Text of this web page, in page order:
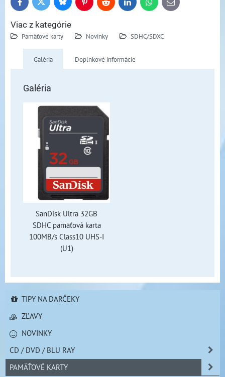
FacebookTwitter BlueskyPinterestReddit LinkedInWhatsApp
E-
mail
Viac z kategórie
Pamäťové karty Novinky SDHC/SDXC
Galéria Doplnkové informácie
Galéria
SanDisk Ultra 32GB
SDHC pamäťová karta
100MB/s Class10 UHS-I
(U1)
TIPY NA DARČEKY
ZĽAVY
NOVINKY
CD / DVD / BLU RAY
PAMÄŤOVÉ KARTY